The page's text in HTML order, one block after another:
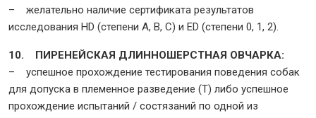
– желательно наличие сертификата результатов
исследования HD (степени A, B, C) и ED (степени 0, 1, 2).
10. ПИРЕНЕЙСКАЯ ДЛИННОШЕРСТНАЯ ОВЧАРКА:
– успешное прохождение тестирования поведения собак
для допуска в племенное разведение (Т) либо успешное
прохождение испытаний / состязаний по одной из